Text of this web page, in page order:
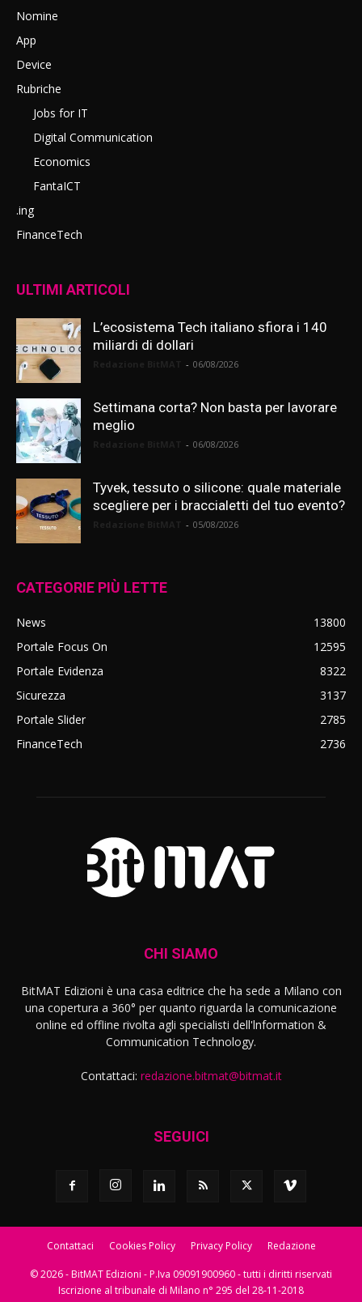
Nomine
App
Device
Rubriche
Jobs for IT
Digital Communication
Economics
FantaICT
.ing
FinanceTech
ULTIMI ARTICOLI
L’ecosistema Tech italiano sfiora i 140
miliardi di dollari
- 06/08/2026
Settimana corta? Non basta per lavorare
meglio
- 06/08/2026
Tyvek, tessuto o silicone: quale materiale
scegliere per i braccialetti del tuo evento?
- 05/08/2026
CATEGORIE PIÙ LETTE
News
13800
Portale Focus On
12595
Portale Evidenza
8322
Sicurezza
3137
Portale Slider
2785
FinanceTech
2736
CHI SIAMO
BitMAT Edizioni è una casa editrice che ha sede a Milano con
una copertura a 360° per quanto riguarda la comunicazione
online ed offline rivolta agli specialisti dell'lnformation &
Communication Technology.
Contattaci: redazione.bitmat@bitmat.it
SEGUICI
Contattaci Cookies Policy Privacy Policy Redazione
© 2026 - BitMAT Edizioni - P.Iva 09091900960 - tutti i diritti riservati
Iscrizione al tribunale di Milano n° 295 del 28-11-2018